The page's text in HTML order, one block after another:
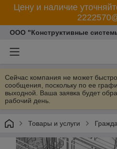
Цену и наличие
ООО "Конструктивные
Сейчас компания не может
сообщения, поскольку по ее
выходной. Ваша заявка будет
рабочий день.
Товары и услуги